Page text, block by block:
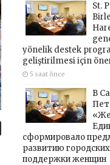
St.
yönelik destek
geliştirilmesi için
5 saat önce
В
сформировало
развитию
поддержки женщин